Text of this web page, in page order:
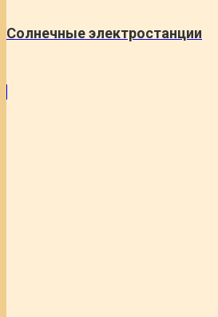
Солнечные электростанции